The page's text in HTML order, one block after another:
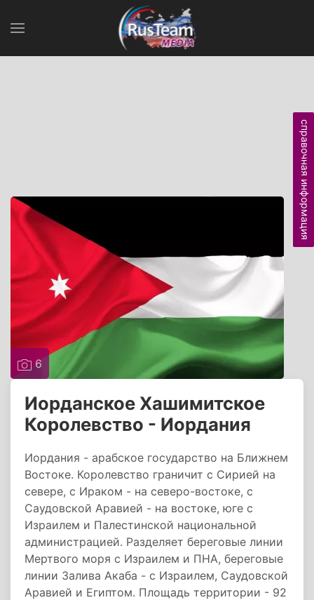
6
Иорданское Хашимитское
Королевство - Иордания
Иордания - арабское государство на Ближнем
Востоке. Королевство граничит с Сирией на
севере, с Ираком - на северо-востоке, с
Саудовской Аравией - на востоке, юге с
Израилем и Палестинской национальной
администрацией. Разделяет береговые линии
Мертвого моря с Израилем и ПНА, береговые
линии Залива Акаба - с Израилем, Саудовской
Аравией и Египтом. Площадь территории - 92
справочная информация